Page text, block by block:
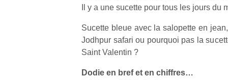
Il y a une sucette pour tous les jours du
Sucette bleue avec la salopette en
Jodhpur safari ou pourquoi pas la
Saint Valentin ?
Dodie en bref et en chiffres…